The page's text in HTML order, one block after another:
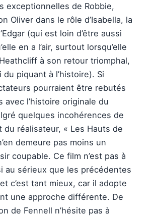
exceptionnelles de Robbie,
Oliver dans le rôle d’Isabella, la
(qui est loin d’être aussi
en a l’air, surtout lorsqu’elle
à son retour triomphal,
piquant à l’histoire). Si
pourraient être rebutés
avec l’histoire originale du
quelques incohérences de
du réalisateur, « Les Hauts de
demeure pas moins un
coupable. Ce film n’est pas à
au sérieux que les précédentes
c’est tant mieux, car il adopte
une approche différente. De
de Fennell n’hésite pas à